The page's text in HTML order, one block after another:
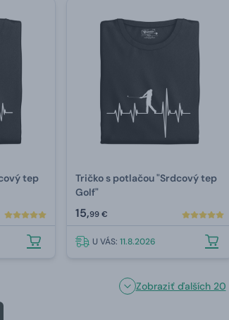
tep
Tričko s potlačou "Srdcový tep
Golf"
15,99 €
U VÁS: 11.8.2026
Zobraziť ďalších 20